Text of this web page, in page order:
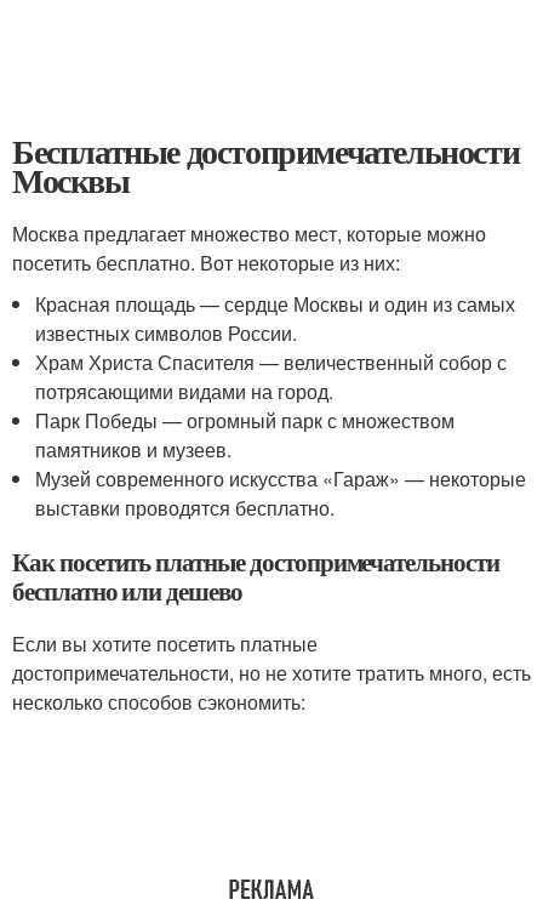
Бесплатные достопримечательности
Москвы
Москва предлагает множество мест, которые можно
посетить бесплатно. Вот некоторые из них:
Красная площадь — сердце Москвы и один из самых
известных символов России.
Храм Христа Спасителя — величественный собор с
потрясающими видами на город.
Парк Победы — огромный парк с множеством
памятников и музеев.
Музей современного искусства «Гараж» — некоторые
выставки проводятся бесплатно.
Как посетить платные достопримечательности
бесплатно или дешево
Если вы хотите посетить платные
достопримечательности, но не хотите тратить много, есть
несколько способов сэкономить: